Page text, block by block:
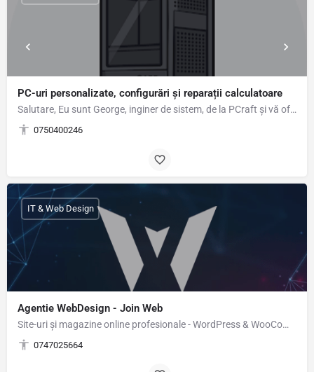
PC-uri personalizate, configurări și reparații calculatoare
Salutare, Eu sunt George, inginer de sistem, de la PCraft și vă ofer următoarele servicii: SERVICII…
0750400246
Agentie WebDesign - Join Web
Site-uri și magazine online profesionale - WordPress & WooCommerce Ai nevoie de un site de prezentare…
0747025664
IT & Web Design